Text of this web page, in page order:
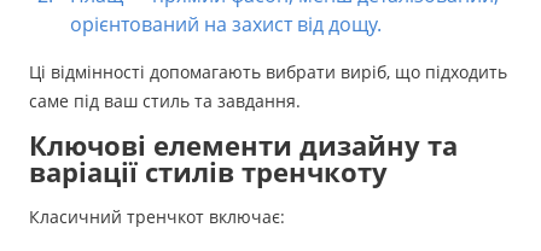
орієнтований на захист від дощу.
Ці відмінності допомагають вибрати виріб, що підходить
саме під ваш стиль та завдання.
Ключові елементи дизайну та
варіації стилів тренчкоту
Класичний тренчкот включає: